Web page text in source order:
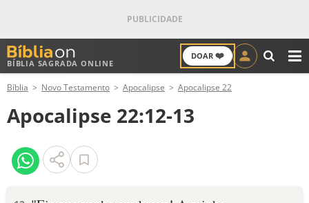
BÍBLIA SAGRADA ONLINE
DOAR ❤️
ANTIGO TESTAMENTO
NOVO TESTAMENTO
VERSÍCULOS
Bíblia Novo Testamento Apocalipse Apocalipse 22
Apocalipse 22:12-13